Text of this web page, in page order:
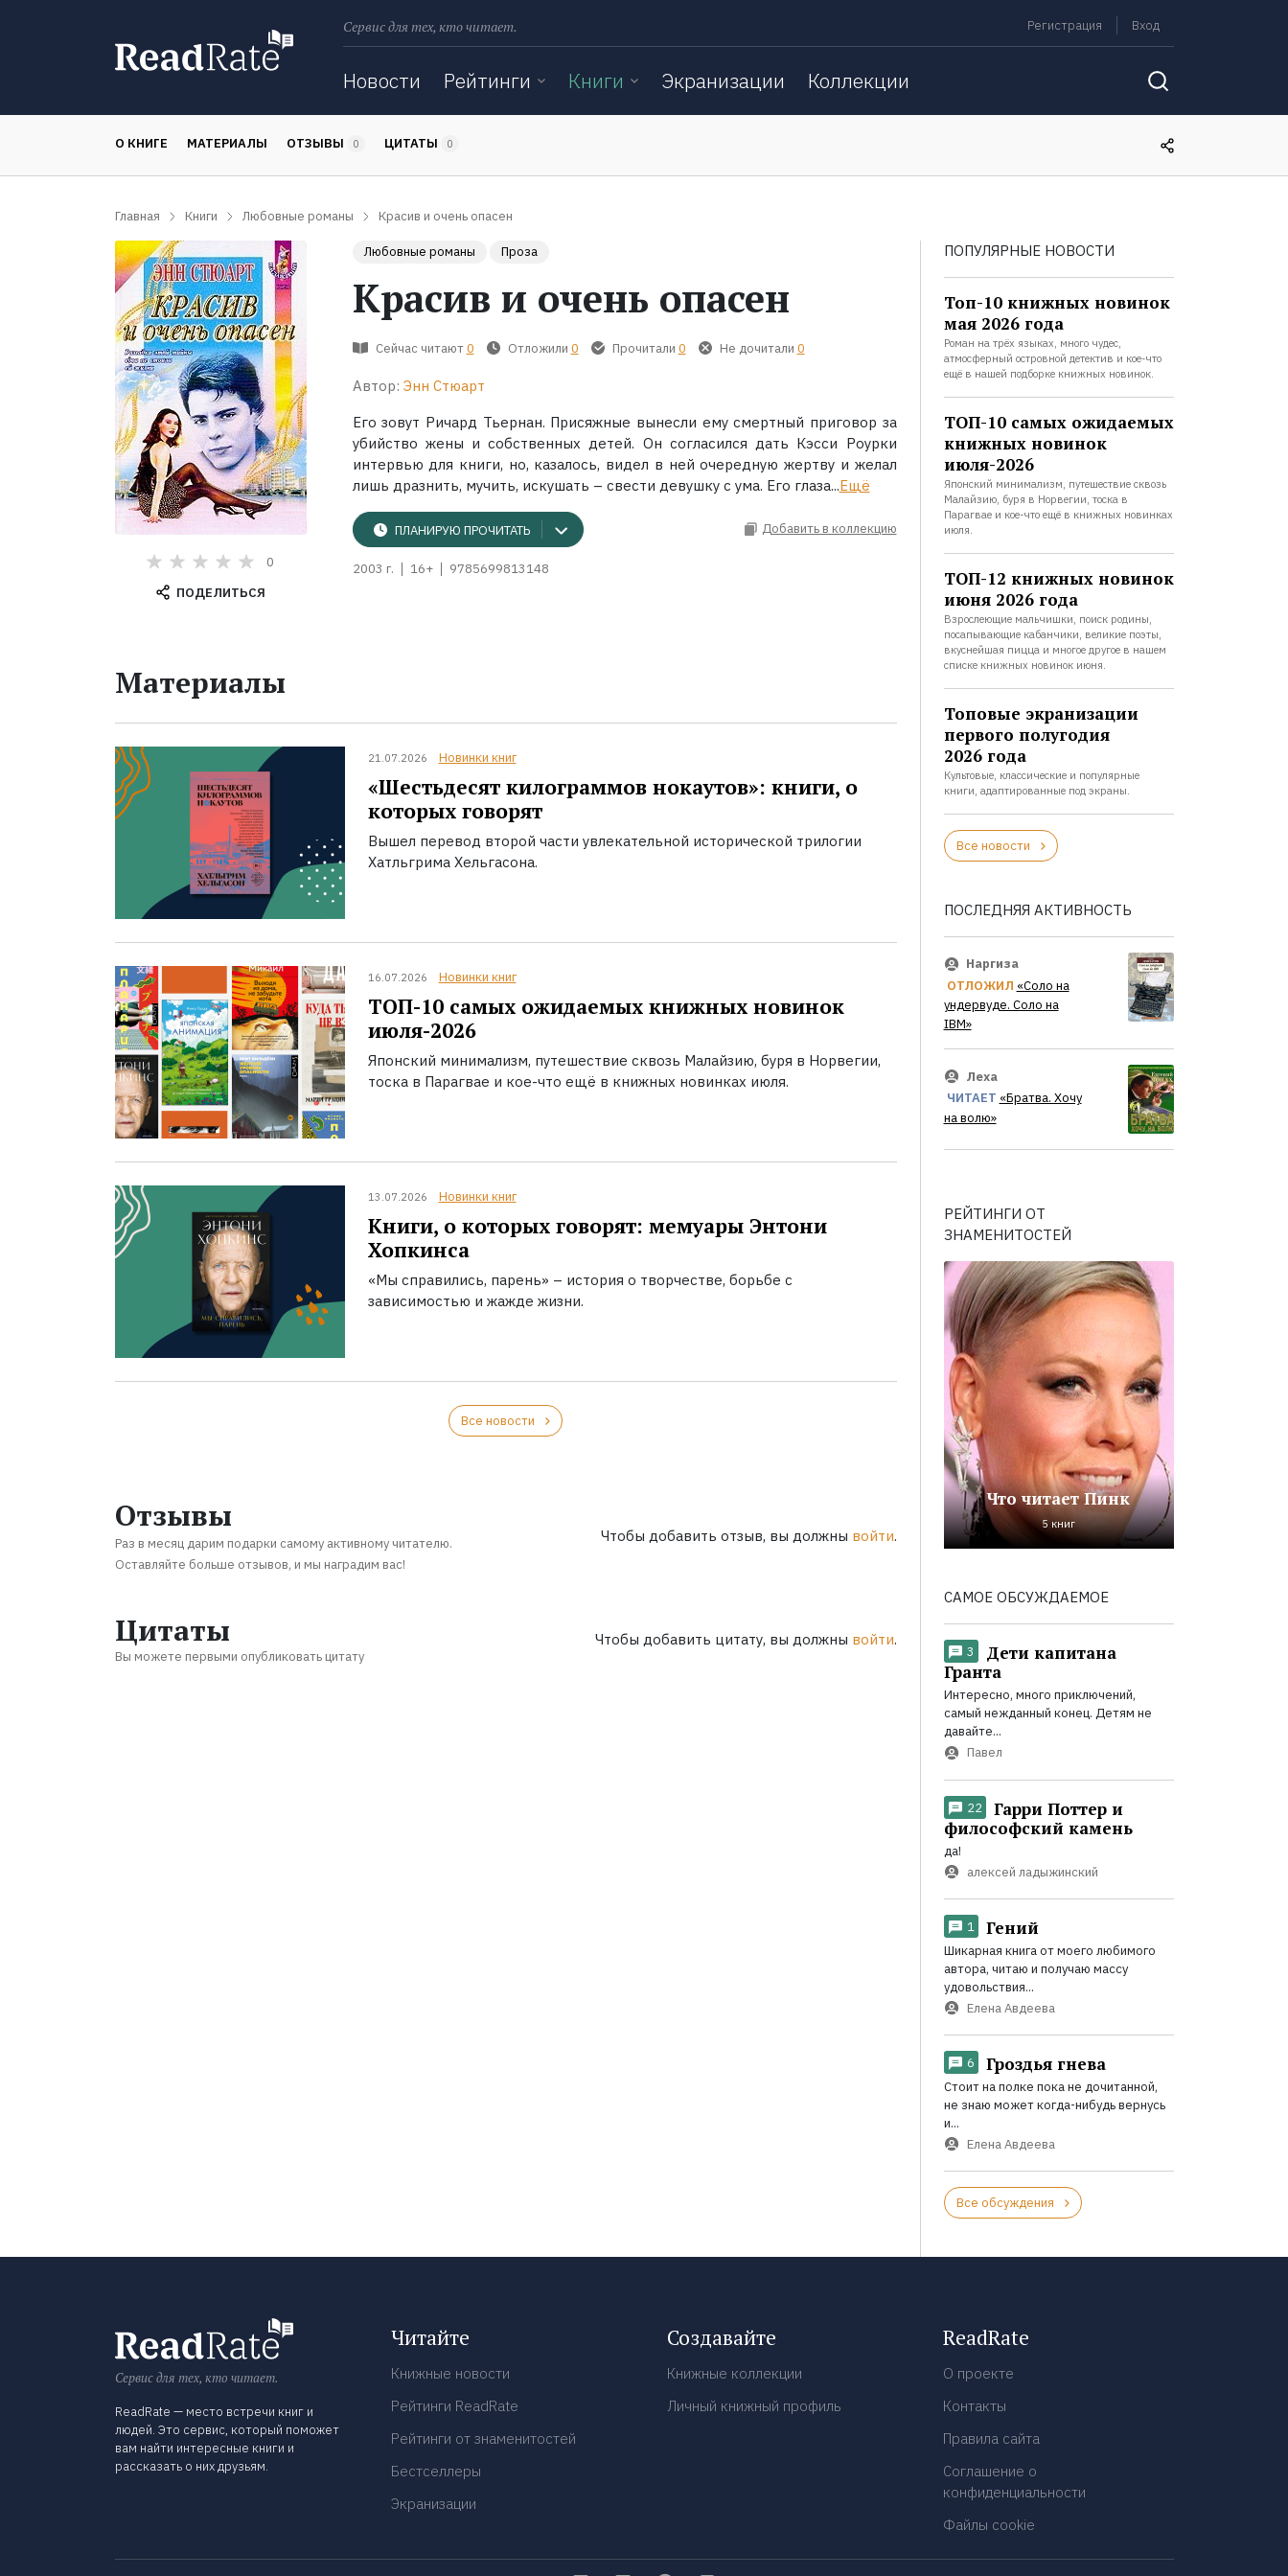
Сервис для тех, кто читает. Регистрация Вход
Новости Рейтинги Книги Экранизации Коллекции
О КНИГЕ МАТЕРИАЛЫ ОТЗЫВЫ 0 ЦИТАТЫ 0
Главная Книги Любовные романы Красив и очень опасен
0
ПОДЕЛИТЬСЯ
Любовные романы Проза
Красив и очень опасен
Сейчас читают 0 Отложили 0 Прочитали 0 Не дочитали 0
Автор: Энн Стюарт
Его зовут Ричард Тьернан. Присяжные вынесли ему смертный приговор за
убийство жены и собственных детей. Он согласился дать Кэсси Роурки
интервью для книги, но, казалось, видел в ней очередную жертву и желал
лишь дразнить, мучить, искушать – свести девушку с ума. Его глаза...Ещё
ПЛАНИРУЮ ПРОЧИТАТЬ Добавить в коллекцию
2003 г. 16+ 9785699813148
Материалы
21.07.2026 Новинки книг
«Шестьдесят килограммов нокаутов»: книги, о
которых говорят
Вышел перевод второй части увлекательной исторической трилогии
Хатльгрима Хельгасона.
16.07.2026 Новинки книг
ТОП-10 самых ожидаемых книжных новинок
июля-2026
Японский минимализм, путешествие сквозь Малайзию, буря в Норвегии,
тоска в Парагвае и кое-что ещё в книжных новинках июля.
13.07.2026 Новинки книг
Книги, о которых говорят: мемуары Энтони
Хопкинса
«Мы справились, парень» – история о творчестве, борьбе с
зависимостью и жажде жизни.
Все новости
Отзывы
Раз в месяц дарим подарки самому активному читателю.
Оставляйте больше отзывов, и мы наградим вас!
Чтобы добавить отзыв, вы должны войти.
Цитаты
Вы можете первыми опубликовать цитату
Чтобы добавить цитату, вы должны войти.
ПОПУЛЯРНЫЕ НОВОСТИ
Топ-10 книжных новинок
мая 2026 года
Роман на трёх языках, много чудес,
атмосферный островной детектив и кое-что
ещё в нашей подборке книжных новинок.
ТОП-10 самых ожидаемых
книжных новинок
июля-2026
Японский минимализм, путешествие сквозь
Малайзию, буря в Норвегии, тоска в
Парагвае и кое-что ещё в книжных новинках
июля.
ТОП-12 книжных новинок
июня 2026 года
Взрослеющие мальчишки, поиск родины,
посапывающие кабанчики, великие поэты,
вкуснейшая пицца и многое другое в нашем
списке книжных новинок июня.
Топовые экранизации
первого полугодия
2026 года
Культовые, классические и популярные
книги, адаптированные под экраны.
Все новости
ПОСЛЕДНЯЯ АКТИВНОСТЬ
Наргиза
ОТЛОЖИЛ «Соло на
ундервуде. Соло на
IBM»
Леха
ЧИТАЕТ «Братва. Хочу
на волю»
РЕЙТИНГИ ОТ
ЗНАМЕНИТОСТЕЙ
Что читает Пинк
5 книг
САМОЕ ОБСУЖДАЕМОЕ
3
Дети капитана
Гранта
Интересно, много приключений,
самый нежданный конец. Детям не
давайте...
Павел
22
Гарри Поттер и
философский камень
да!
алексей ладыжинский
1 Гений
Шикарная книга от моего любимого
автора, читаю и получаю массу
удовольствия...
Елена Авдеева
6 Гроздья гнева
Стоит на полке пока не дочитанной,
не знаю может когда-нибудь вернусь
и...
Елена Авдеева
Все обсуждения
Сервис для тех, кто читает.
ReadRate — место встречи книг и
людей. Это сервис, который поможет
вам найти интересные книги и
рассказать о них друзьям.
Читайте
Книжные новости
Рейтинги ReadRate
Рейтинги от знаменитостей
Бестселлеры
Экранизации
Создавайте
Книжные коллекции
Личный книжный профиль
ReadRate
О проекте
Контакты
Правила сайта
Соглашение о
конфиденциальности
Файлы cookie